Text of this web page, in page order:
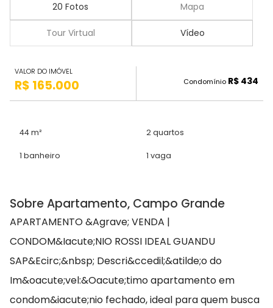
20 Fotos Mapa
Tour Virtual Vídeo
VALOR DO IMÓVEL
R$ 165.000 Condomínio R$ 434
44 m² 2 quartos
1 banheiro 1 vaga
Sobre Apartamento, Campo Grande
APARTAMENTO &Agrave; VENDA |
CONDOM&Iacute;NIO ROSSI IDEAL GUANDU
SAP&Ecirc;&nbsp; Descri&ccedil;&atilde;o do
Im&oacute;vel:&Oacute;timo apartamento em
condom&iacute;nio fechado, ideal para quem busca